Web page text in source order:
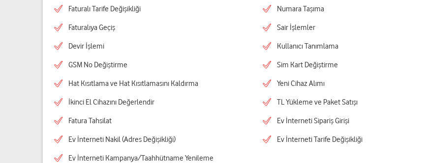
Faturalı Tarife Değişikliği Numara Taşıma
Faturalıya Geçiş Sair İşlemler
Devir İşlemi Kullanıcı Tanımlama
GSM No Değiştirme Sim Kart Değiştirme
Hat Kısıtlama ve Hat Kısıtlamasını Kaldırma Yeni Cihaz Alımı
İkinci El Cihazını Değerlendir TL Yükleme ve Paket Satışı
Fatura Tahsilat Ev İnterneti Sipariş Girişi
Ev İnterneti Nakil (Adres Değişikliği) Ev İnterneti Tarife Değişikliği
Ev İnterneti Kampanya/Taahhütname Yenileme